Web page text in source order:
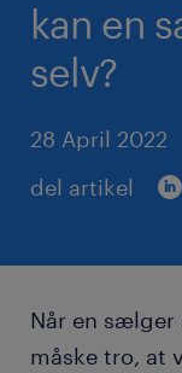
kan en
selv?
28 April 2022
del artikel
Når en sælger
måske tro, at